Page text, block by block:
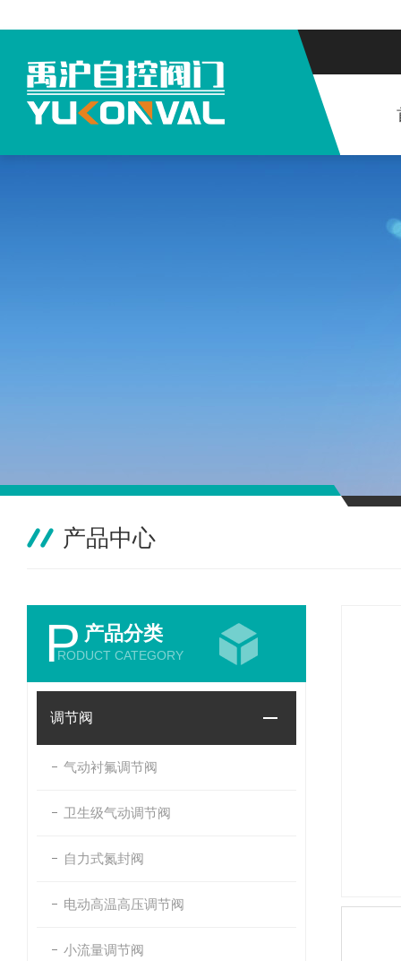
产品中心
P 产品分类
RODUCT CATEGORY
调节阀
气动衬氟调节阀
卫生级气动调节阀
自力式氮封阀
电动高温高压调节阀
小流量调节阀